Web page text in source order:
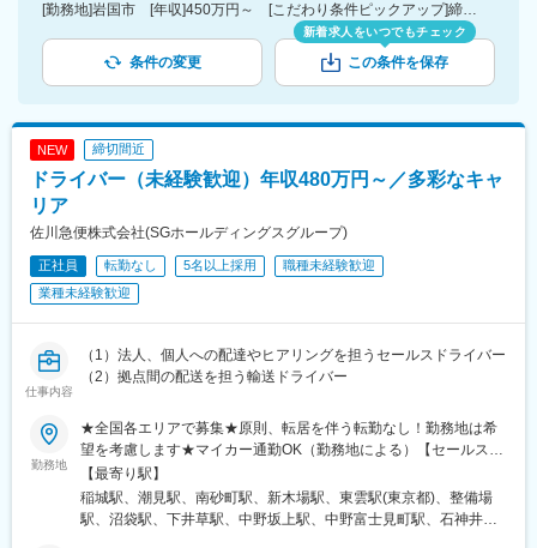
[勤務地]岩国市 [年収]450万円～ [こだわり条件ピックアップ]締切間近
条件の変更
新着求人をいつでもチェック
この条件を保存
NEW 締切間近
ドライバー（未経験歓迎）年収480万円～／多彩なキャ
リア
佐川急便株式会社(SGホールディングスグループ)
正社員 転勤なし 5名以上採用
職種未経験歓迎
業種未経験歓迎
仕事内容
（1）法人、個人への配達やヒアリングを担うセールスドライバー
（2）拠点間の配送を担う輸送ドライバー
勤務地
★全国各エリアで募集★原則、転居を伴う転勤なし！勤務地は希
望を考慮します★マイカー通勤OK（勤務地による）【セールスド
ライバー】【ルート（輸送）ドライバー】■関東エリア東京、埼
玉、神奈川、千葉、栃木、群馬、茨城■東海エリア愛知、三重、岐
阜、静岡■甲信越エリア新潟、長野、山梨■北陸エリア石川、福
【最寄り駅】
稲城駅、潮見駅、南砂町駅、新木場駅、東雲駅(東京都)、整備場
駅、沼袋駅、下井草駅、中野坂上駅、中野富士見町駅、石神井公